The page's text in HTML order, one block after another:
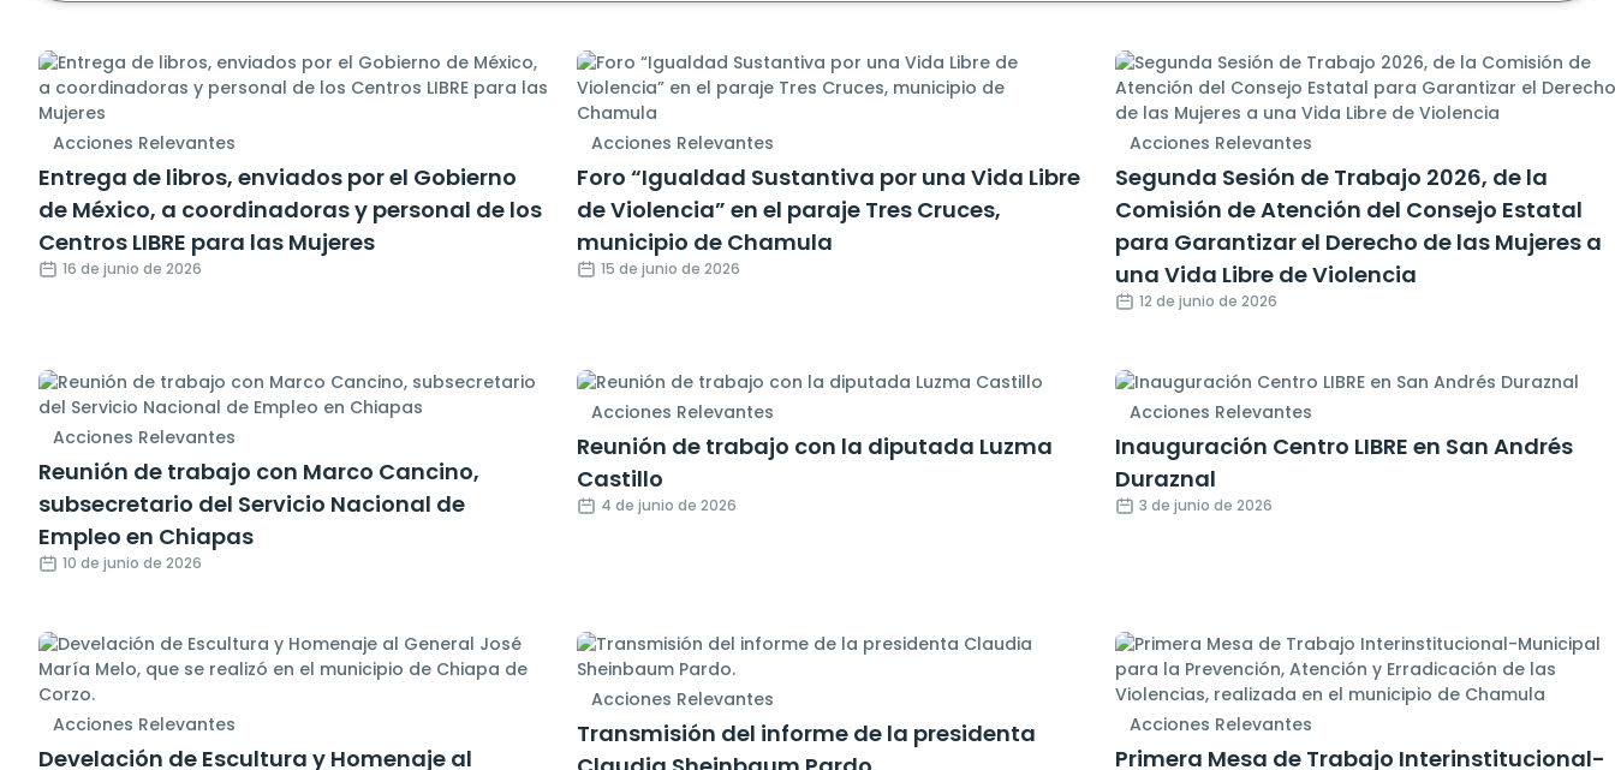
Acciones Relevantes
Entrega de libros, enviados por el Gobierno
de México, a coordinadoras y personal de los
Centros LIBRE para las Mujeres
16 de junio de 2026
Acciones Relevantes
Foro “Igualdad Sustantiva por una Vida Libre
de Violencia” en el paraje Tres Cruces,
municipio de Chamula
15 de junio de 2026
Acciones Relevantes
Segunda Sesión de Trabajo 2026, de la
Comisión de Atención del Consejo Estatal
para Garantizar el Derecho de las Mujeres a
una Vida Libre de Violencia
12 de junio de 2026
Acciones Relevantes
Reunión de trabajo con Marco Cancino,
subsecretario del Servicio Nacional de
Empleo en Chiapas
10 de junio de 2026
Acciones Relevantes
Reunión de trabajo con la diputada Luzma
Castillo
4 de junio de 2026
Acciones Relevantes
Inauguración Centro LIBRE en San Andrés
Duraznal
3 de junio de 2026
Acciones Relevantes
Develación de Escultura y Homenaje al
Acciones Relevantes
Transmisión del informe de la presidenta
Acciones Relevantes
Primera Mesa de Trabajo Interinstitucional-